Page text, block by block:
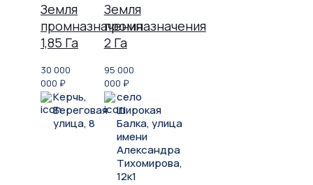
Земля
промназначения
1,85 Га
30 000
000 ₽
Керчь,
Береговая
улица, 8
Земля
промназначения
2 Га
95 000
000 ₽
село
Широкая
Балка, улица
имени
Александра
Тихомирова,
12к1